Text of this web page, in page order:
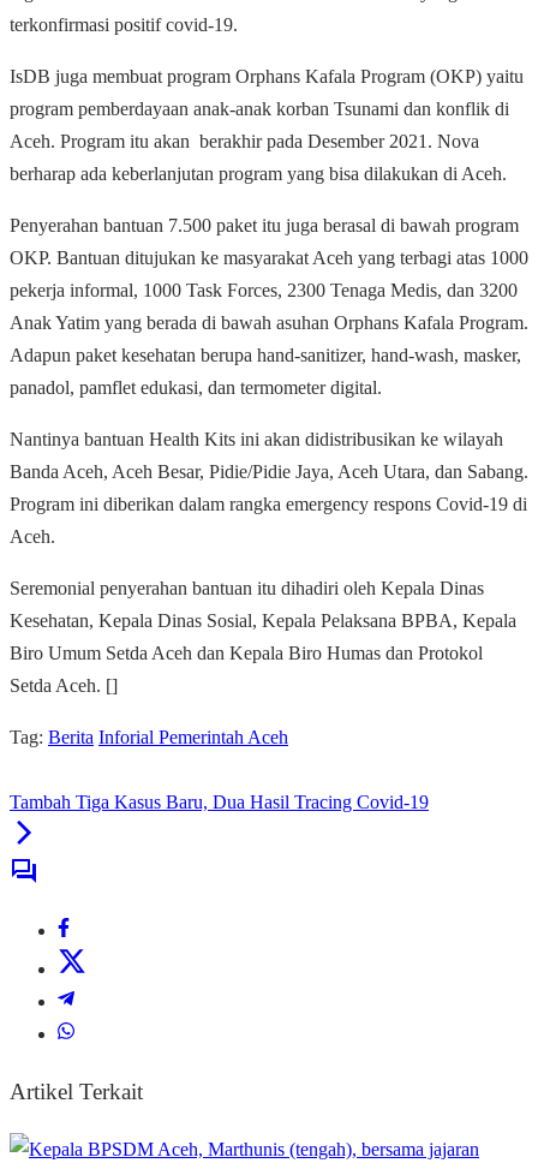
terkonfirmasi positif covid-19.
IsDB juga membuat program Orphans Kafala Program (OKP) yaitu
program pemberdayaan anak-anak korban Tsunami dan konflik di
Aceh. Program itu akan berakhir pada Desember 2021. Nova
berharap ada keberlanjutan program yang bisa dilakukan di Aceh.
Penyerahan bantuan 7.500 paket itu juga berasal di bawah program
OKP. Bantuan ditujukan ke masyarakat Aceh yang terbagi atas 1000
pekerja informal, 1000 Task Forces, 2300 Tenaga Medis, dan 3200
Anak Yatim yang berada di bawah asuhan Orphans Kafala Program.
Adapun paket kesehatan berupa hand-sanitizer, hand-wash, masker,
panadol, pamflet edukasi, dan termometer digital.
Nantinya bantuan Health Kits ini akan didistribusikan ke wilayah
Banda Aceh, Aceh Besar, Pidie/Pidie Jaya, Aceh Utara, dan Sabang.
Program ini diberikan dalam rangka emergency respons Covid-19 di
Aceh.
Seremonial penyerahan bantuan itu dihadiri oleh Kepala Dinas
Kesehatan, Kepala Dinas Sosial, Kepala Pelaksana BPBA, Kepala
Biro Umum Setda Aceh dan Kepala Biro Humas dan Protokol
Setda Aceh. []
Tag: Berita Inforial Pemerintah Aceh
Tambah Tiga Kasus Baru, Dua Hasil Tracing Covid-19
Artikel Terkait